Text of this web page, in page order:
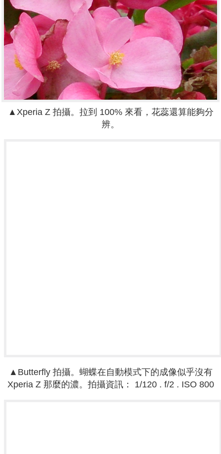
▲ Xperia Z拍攝。 拉到 100% 來看，花蕊還算能夠分
辨。
▲ Butterfly 拍攝。 蝴蝶在自動模式下的成像似乎沒有
Xperia Z 那麼的濃。 拍攝資訊： 1/120 . f/2 . ISO 800